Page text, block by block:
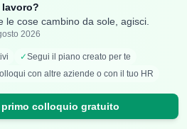
le cose cambino da sole, agisci.
2026
✓Segui il piano creato per te
con altre aziende o con il tuo HR
primo colloquio gratuito
i diritti riservati. | P.IVA: